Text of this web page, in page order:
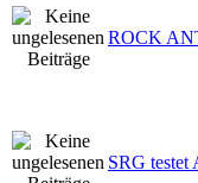
ROCK
SRG testet